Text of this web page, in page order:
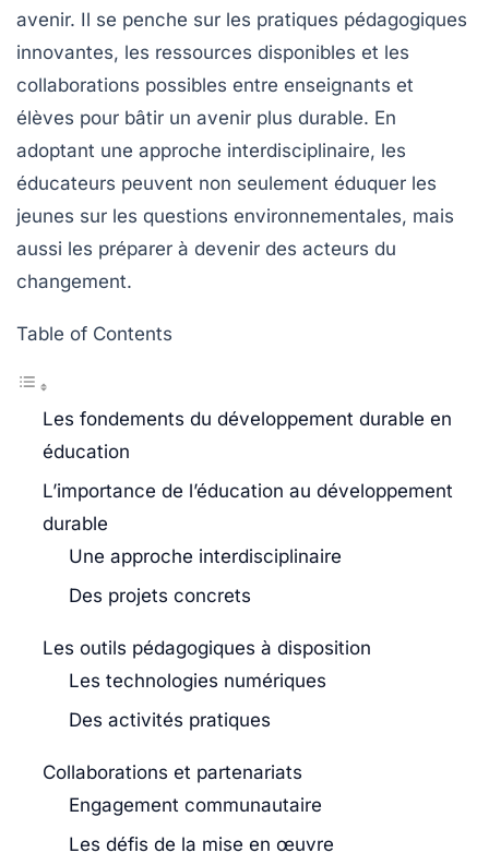
avenir. Il se penche sur les pratiques pédagogiques
innovantes, les ressources disponibles et les
collaborations possibles entre enseignants et
élèves pour bâtir un avenir plus durable. En
adoptant une approche interdisciplinaire, les
éducateurs peuvent non seulement éduquer les
jeunes sur les questions environnementales, mais
aussi les préparer à devenir des acteurs du
changement.
Table of Contents
Les fondements du développement durable en
éducation
L’importance de l’éducation au développement
durable
Une approche interdisciplinaire
Des projets concrets
Les outils pédagogiques à disposition
Les technologies numériques
Des activités pratiques
Collaborations et partenariats
Engagement communautaire
Les défis de la mise en œuvre